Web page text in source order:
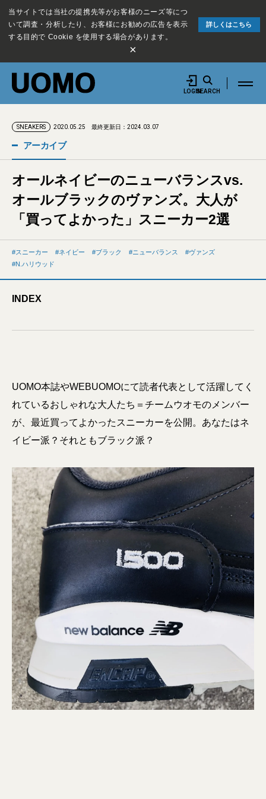
当サイトでは当社の提携先等がお客様のニーズ等につ
いて調査・分析したり、お客様にお勧めの広告を表示
する目的で Cookie を使用する場合があります。
詳しくはこちら
×
LOGINSEARCH
SNEAKERS 2020.05.25 最終更新日：2024.03.07
アーカイブ
オールネイビーのニューバランスvs.
オールブラックのヴァンズ。大人が
「買ってよかった」スニーカー2選
スニーカー ネイビー ブラック ニューバランス
ヴァンズ
N.ハリウッド
INDEX
UOMO本誌やWEBUOMOにて読者代表として活躍してく
れているおしゃれな大人たち＝チームウオモのメンバー
が、最近買ってよかったスニーカーを公開。あなたはネ
イビー派？それともブラック派？